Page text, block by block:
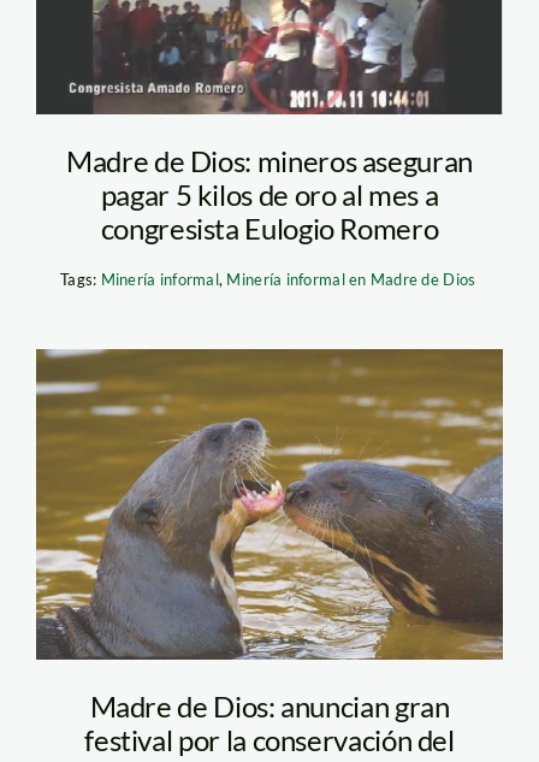
Madre de Dios: mineros aseguran
pagar 5 kilos de oro al mes a
congresista Eulogio Romero
Tags: Minería informal, Minería informal en Madre de Dios
lobo de rio_cumbres
andinas
Madre de Dios: anuncian gran
festival por la conservación del